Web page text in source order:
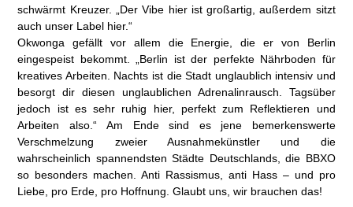
schwärmt Kreuzer. „Der Vibe hier ist großartig, außerdem sitzt
auch unser Label hier.“
Okwonga gefällt vor allem die Energie, die er von Berlin
eingespeist bekommt. „Berlin ist der perfekte Nährboden für
kreatives Arbeiten. Nachts ist die Stadt unglaublich intensiv und
besorgt dir diesen unglaublichen Adrenalinrausch. Tagsüber
jedoch ist es sehr ruhig hier, perfekt zum Reflektieren und
Arbeiten also.“ Am Ende sind es jene bemerkenswerte
Verschmelzung zweier Ausnahmekünstler und die
wahrscheinlich spannendsten Städte Deutschlands, die BBXO
so besonders machen. Anti Rassismus, anti Hass – und pro
Liebe, pro Erde, pro Hoffnung. Glaubt uns, wir brauchen das!